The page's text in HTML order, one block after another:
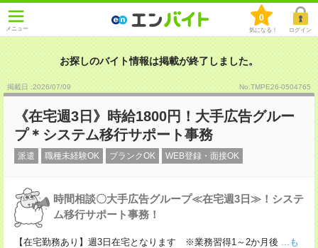
メニュー
0
気になる！ ログイン
お探しのバイト情報は掲載が終了しました。
掲載日 :2026/07/09 No.TMPE26-0504765
《在宅週3日》時給1800円！大手広告グルー
プ＊システム移行サポート事務
派遣 職種未経験OK ブランクOK WEB登録・面接OK
時間相談〇大手広告グループ≪在宅週3日≫！システ
ム移行サポート事務！
【在宅勤務あり】週3日在宅となります ※業務習得1～2か月後 ...も